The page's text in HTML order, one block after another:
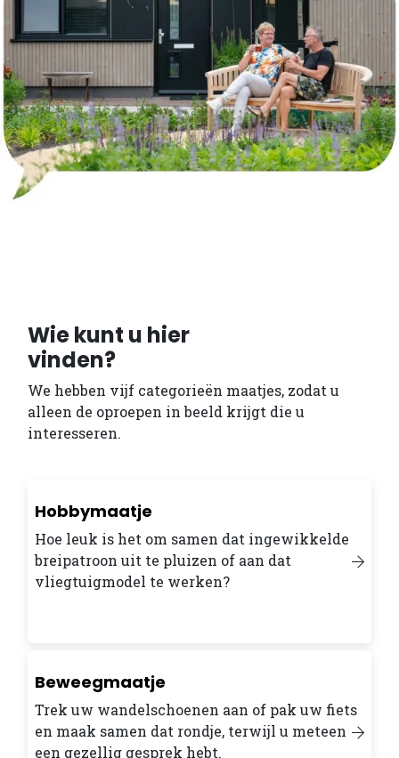
Wie kunt u hier
vinden?
We hebben vijf categorieën maatjes, zodat u
alleen de oproepen in beeld krijgt die u
interesseren.
Hobbymaatje
Hoe leuk is het om samen dat ingewikkelde
breipatroon uit te pluizen of aan dat
vliegtuigmodel te werken?
Beweegmaatje
Trek uw wandelschoenen aan of pak uw fiets
en maak samen dat rondje, terwijl u meteen
een gezellig gesprek hebt.